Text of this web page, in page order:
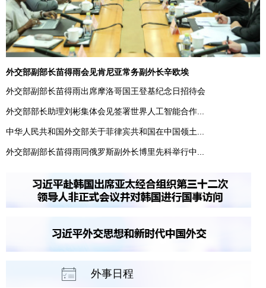
外交部副部长苗得雨会见肯尼亚常务副外长辛欧埃
外交部副部长苗得雨出席摩洛哥国王登基纪念日招待会
外交部部长助理刘彬集体会见签署世界人工智能合作...
中华人民共和国外交部关于菲律宾共和国在中国领土...
外交部副部长苗得雨同俄罗斯副外长博里先科举行中...
外事日程